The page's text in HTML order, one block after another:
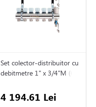
Set colector-distribuitor cu
debitmetre 1" х 3/4"M (6)
4 194.61 Lei